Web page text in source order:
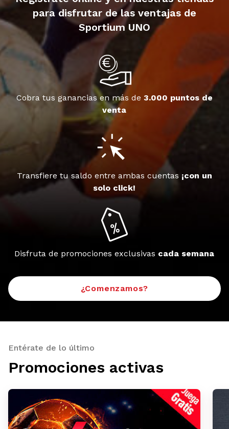
para disfrutar de las ventajas de
Sportium UNO
Cobra tus ganancias en más de 3.000 puntos de
venta
Transfiere tu saldo entre ambas cuentas ¡con un
solo click!
Disfruta de promociones exclusivas cada semana
¿Comenzamos?
Entérate de lo último
Promociones activas